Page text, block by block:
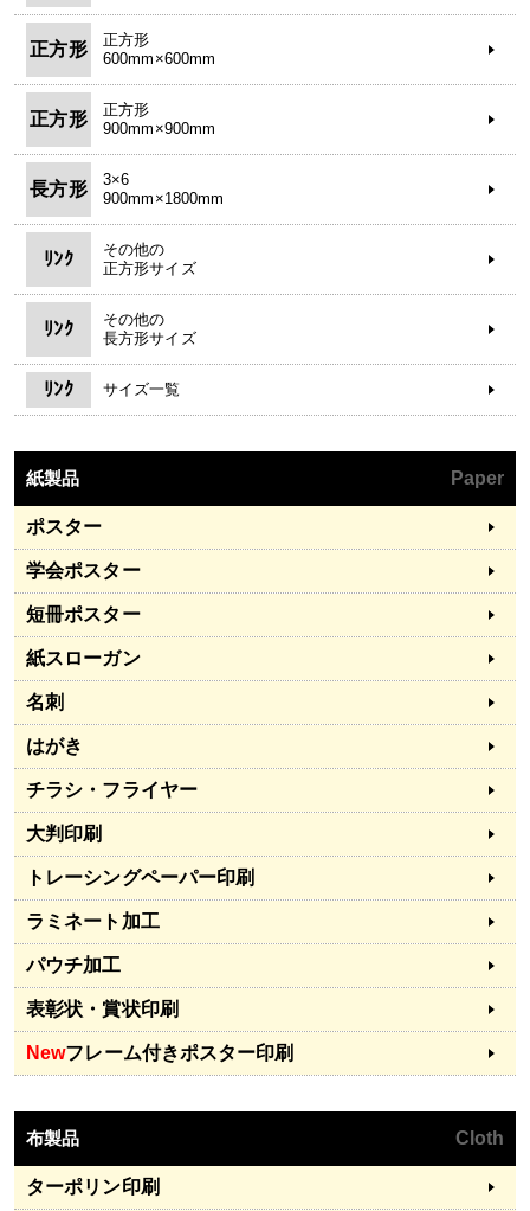
正方形
正方形
600mm×600mm
正方形
正方形
900mm×900mm
長方形
3×6
900mm×1800mm
ﾘﾝｸ
その他の
正方形サイズ
ﾘﾝｸ
その他の
長方形サイズ
ﾘﾝｸ サイズ一覧
紙製品 Paper
ポスター
学会ポスター
短冊ポスター
紙スローガン
名刺
はがき
チラシ・フライヤー
大判印刷
トレーシングペーパー印刷
ラミネート加工
パウチ加工
表彰状・賞状印刷
Newフレーム付きポスター印刷
布製品 Cloth
ターポリン印刷